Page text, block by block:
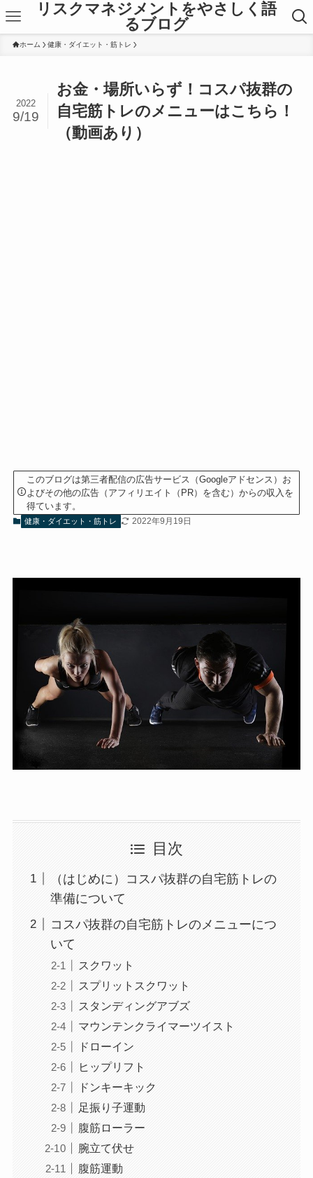
リスクマネジメントをやさしく語
るブログ
ホーム 健康・ダイエット・筋トレ
お金・場所いらず！コスパ抜群の
自宅筋トレのメニューはこちら！
（動画あり）
2022
9/19
このブログは第三者配信の広告サービス（Googleアドセンス）お
よびその他の広告（アフィリエイト（PR）を含む）からの収入を
得ています。
健康・ダイエット・筋トレ 2022年9月19日
目次
（はじめに）コスパ抜群の自宅筋トレの
準備について
コスパ抜群の自宅筋トレのメニューにつ
いて
スクワット
スプリットスクワット
スタンディングアブズ
マウンテンクライマーツイスト
ドローイン
ヒップリフト
ドンキーキック
足振り子運動
腹筋ローラー
腕立て伏せ
腹筋運動